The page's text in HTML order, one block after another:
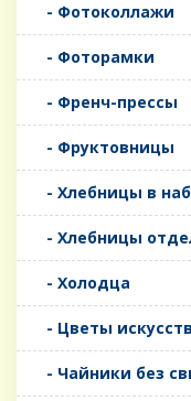
- Фотоколлажи
- Фоторамки
- Френч-прессы
- Фруктовницы
- Хлебницы в
- Хлебницы
- Холодца
- Цветы
- Чайники без